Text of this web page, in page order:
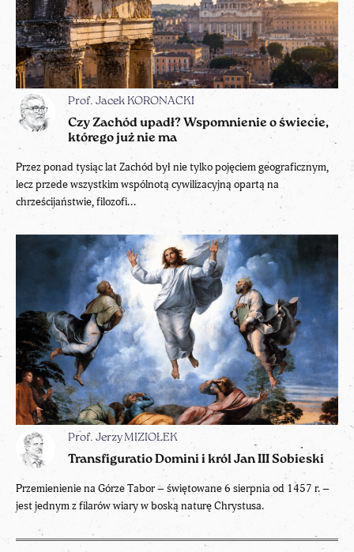
Prof. Jacek KORONACKI
Czy Zachód upadł? Wspomnienie o świecie,
którego już nie ma
Przez ponad tysiąc lat Zachód był nie tylko pojęciem geograficznym,
lecz przede wszystkim wspólnotą cywilizacyjną opartą na
chrześcijaństwie, filozofi...
Prof. Jerzy MIZIOŁEK
Transfiguratio Domini i król Jan III Sobieski
Przemienienie na Górze Tabor – świętowane 6 sierpnia od 1457 r. –
jest jednym z filarów wiary w boską naturę Chrystusa.